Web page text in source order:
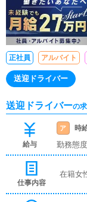
正社員 アルバイト
送迎ドライバー
送迎ドライバーの
給与
ア 時
勤務態
仕事内容
在籍女